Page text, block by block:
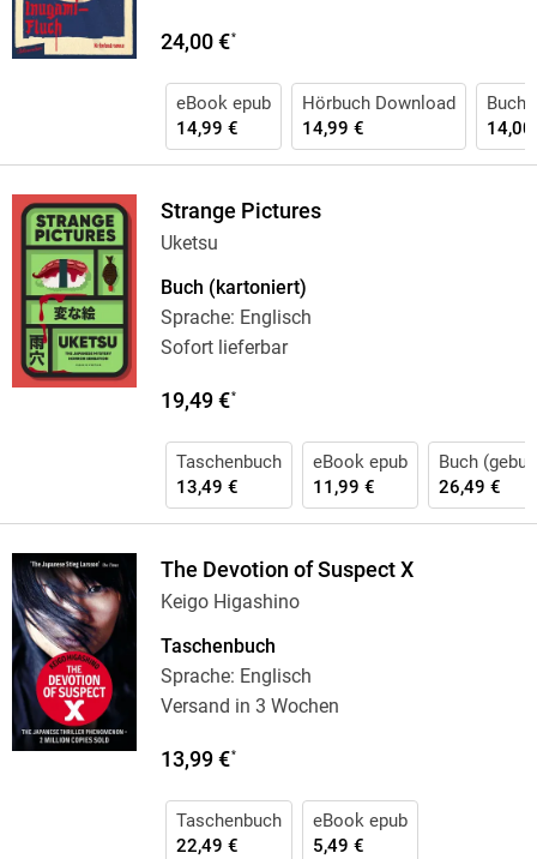
24,00 €*
eBook epub
14,99 €
Hörbuch Download
14,99 €
Buch
14,00
Strange Pictures
Uketsu
Buch (kartoniert)
Sprache: Englisch
Sofort lieferbar
19,49 €*
Taschenbuch
13,49 €
eBook epub
11,99 €
Buch
26,49 €
The Devotion of Suspect X
Keigo Higashino
Taschenbuch
Sprache: Englisch
Versand in 3 Wochen
13,99 €*
Taschenbuch
22,49 €
eBook epub
5,49 €